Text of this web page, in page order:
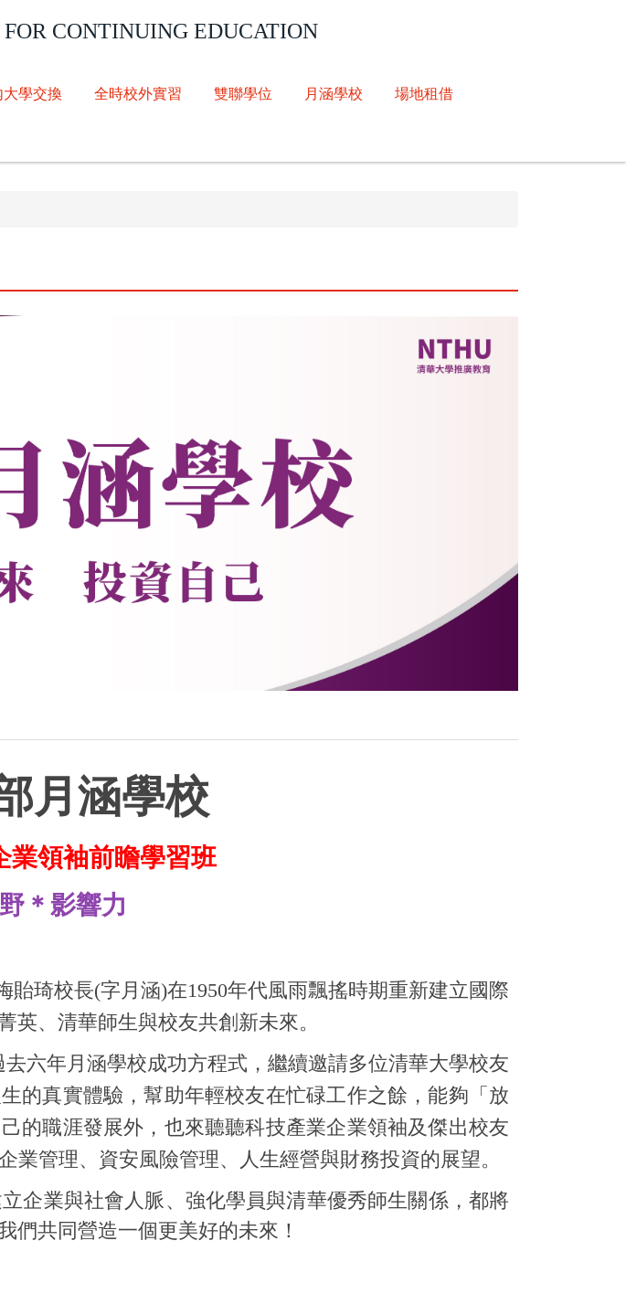
CONTINUING EDUCATION
大學交換 全時校外實習 雙聯學位 月涵學校 場地租借
月涵學校
業領袖前瞻學習班
＊影響力
琦校長(字月涵)在1950年代風雨飄搖時期重新建立國際
、清華師生與校友共創新未來。
六年月涵學校成功方程式，繼續邀請多位清華大學校友
的真實體驗，幫助年輕校友在忙碌工作之餘，能夠「放
的職涯發展外，也來聽聽科技產業企業領袖及傑出校友
管理、資安風險管理、人生經營與財務投資的展望。
企業與社會人脈、強化學員與清華優秀師生關係，都將
們共同營造一個更美好的未來！